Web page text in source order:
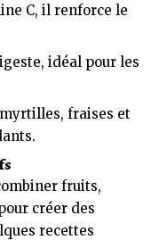
C, il renforce le
idéal pour les
fraises et
fruits,
créer des
recettes